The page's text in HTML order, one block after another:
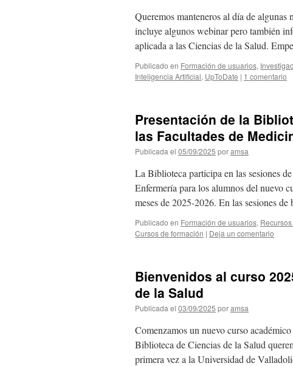
Queremos manteneros al día de
incluye algunos webinar pero también
aplicada a las Ciencias de la Salud.
Publicado en Formación de usuarios,
Inteligencia Artificial, UpToDate | 1 comentario
Presentación de la
las Facultades de
Publicada el 05/09/2025 poramsa
La Biblioteca participa en las sesiones
Enfermería para los alumnos del nuevo
meses de 2025-2026. En las sesiones
Publicado en Formación de usuarios,
Cursos de formación | Deja un comentario
Bienvenidos al curso
de la Salud
Publicada el 03/09/2025 poramsa
Comenzamos un nuevo curso
Biblioteca de Ciencias de la Salud
primera vez a la Universidad de